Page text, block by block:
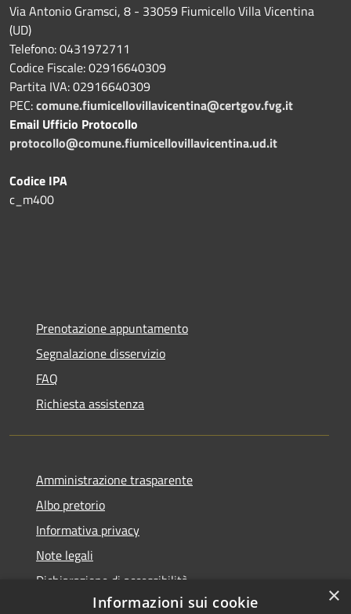
Via Antonio Gramsci, 8 - 33059 Fiumicello Villa Vicentina
(UD)
Telefono: 0431972711
Codice Fiscale: 02916640309
Partita IVA: 02916640309
PEC:comune.fiumicellovillavicentina@certgov.fvg.it
Email Ufficio Protocollo
protocollo@comune.fiumicellovillavicentina.ud.it
Codice IPA
c_m400
Prenotazione appuntamento
Segnalazione disservizio
FAQ
Richiesta assistenza
Amministrazione trasparente
Albo pretorio
Informativa privacy
Note legali
Dichiarazione di accessibilità
×
Informazioni sui cookie